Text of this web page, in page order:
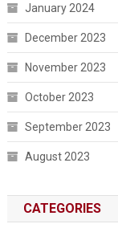
January 2024
December 2023
November 2023
October 2023
September 2023
August 2023
CATEGORIES